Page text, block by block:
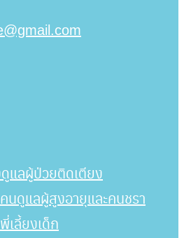
แลผู้ป่วยติดเตียง
นดูแลผู้สูงอายุและคนชรา
เลี้ยงเด็ก